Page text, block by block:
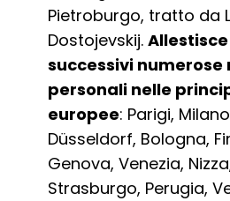
Pietroburgo, tratto da
Dostojevskij.
successivi numerose
personali nelle
europee: Parigi,
Düsseldorf, Bologna,
Genova, Venezia,
Strasburgo, Perugia,